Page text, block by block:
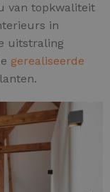
van topkwaliteit
in
uitstraling
gerealiseerde